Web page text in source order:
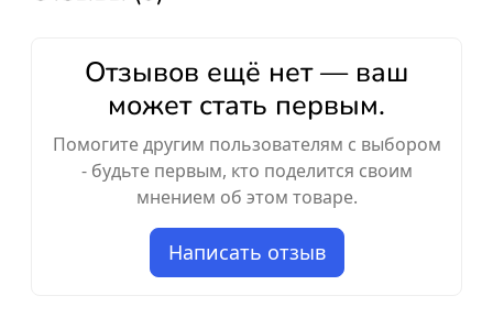
Отзывов ещё нет — ваш
может стать первым.
Помогите другим пользователям с выбором
- будьте первым, кто поделится своим
мнением об этом товаре.
Написать отзыв